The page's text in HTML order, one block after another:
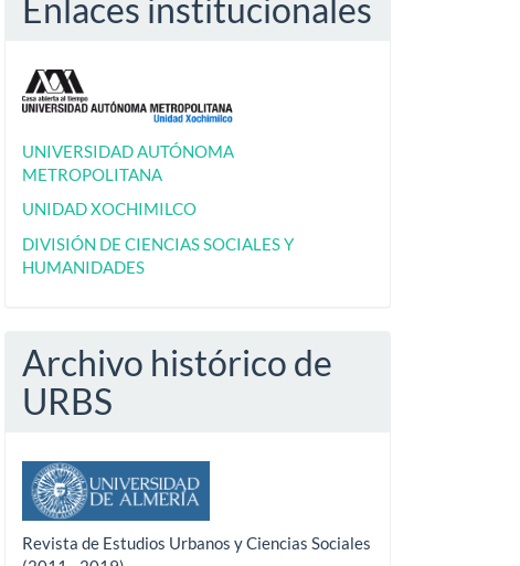
Enlaces institucionales
UNIVERSIDAD AUTÓNOMA
METROPOLITANA
UNIDAD XOCHIMILCO
DIVISIÓN DE CIENCIAS SOCIALES Y
HUMANIDADES
Archivo histórico de
URBS
Revista de Estudios Urbanos y Ciencias Sociales